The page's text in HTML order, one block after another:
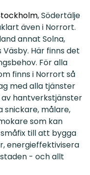
, Södertälje
även i Norrort.
annat Solna,
Här finns det
För alla
finns i Norrort så
med alla tjänster
hantverkstjänster
snickare, målare,
som kan
till att bygga
energieffektivisera
- och allt